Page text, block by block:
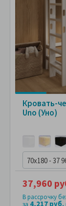
Кровать-
Uno (Уно)
70x180 - 37
37,960
В рассрочку
за 4,217 руб.